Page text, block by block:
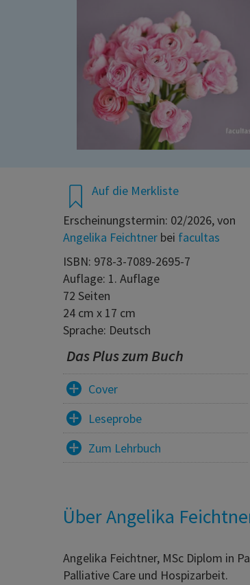
Auf die Merkliste
Erscheinungstermin: 02/2026, von
Angelika Feichtner bei facultas
ISBN: 978-3-7089-2695-7
Auflage: 1. Auflage
72 Seiten
24 cm x 17 cm
Sprache: Deutsch
Das Plus zum Buch
Cover
Leseprobe
Zum Lehrbuch
Über Angelika
Angelika Feichtner, MSc Diplom in
Palliative Care und Hospizarbeit.